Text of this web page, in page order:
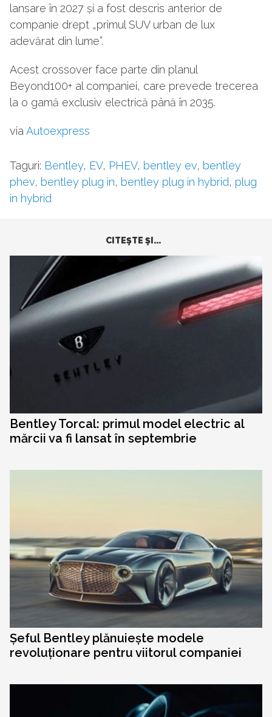
lansare în 2027 și a fost descris anterior de
companie drept „primul SUV urban de lux
adevărat din lume”.
Acest crossover face parte din planul
Beyond100+ al companiei, care prevede trecerea
la o gamă exclusiv electrică până în 2035.
viaAutoexpress
Taguri: Bentley, EV, PHEV, bentley ev, bentley
phev, bentley plug in, bentley plug in hybrid, plug
in hybrid
CITEŞTE ŞI...
Bentley Torcal: primul model electric al
mărcii va fi lansat în septembrie
Șeful Bentley plănuiește modele
revoluționare pentru viitorul companiei